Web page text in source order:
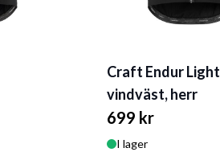
Craft Endur Light
vindväst, herr
699 kr
I lager